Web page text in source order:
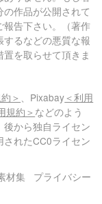
作品が公開されて
報告下さい。（著作
るなどの悪質な報
を取らせて頂きま
＞ 、Pixabay ＜利用
規約＞ などのよう
から独自ライセン
れたCC0ライセン
材集
プライバシー